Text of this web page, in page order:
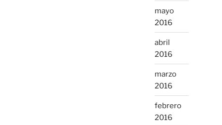
mayo
2016
abril
2016
marzo
2016
febrero
2016